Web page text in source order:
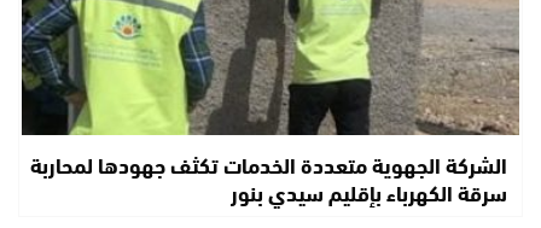
الشركة الجهوية متعددة الخدمات تكثف جهودها لمحاربة
سرقة الكهرباء بإقليم سيدي بنور